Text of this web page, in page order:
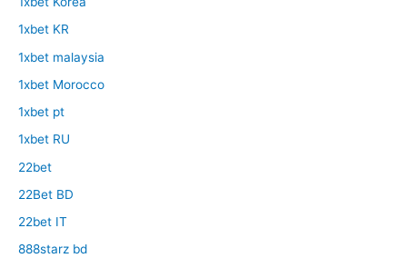
1xbet KR
1xbet malaysia
1xbet Morocco
1xbet pt
1xbet RU
22bet
22Bet BD
22bet IT
888starz bd